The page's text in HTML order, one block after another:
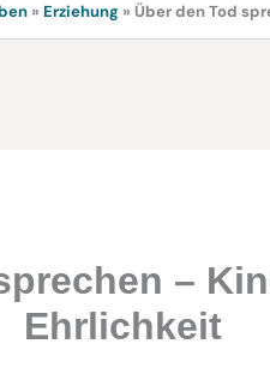
» Erziehung » Über den Tod
–
Ehrlichkeit